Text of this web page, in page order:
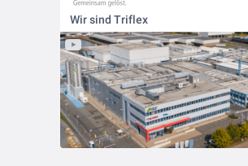
Wir sind Triflex